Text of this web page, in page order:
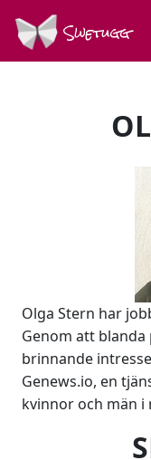
Swetugg
Olga Stern har
Genom att
brinnande
Genews.io, en
kvinnor och män i